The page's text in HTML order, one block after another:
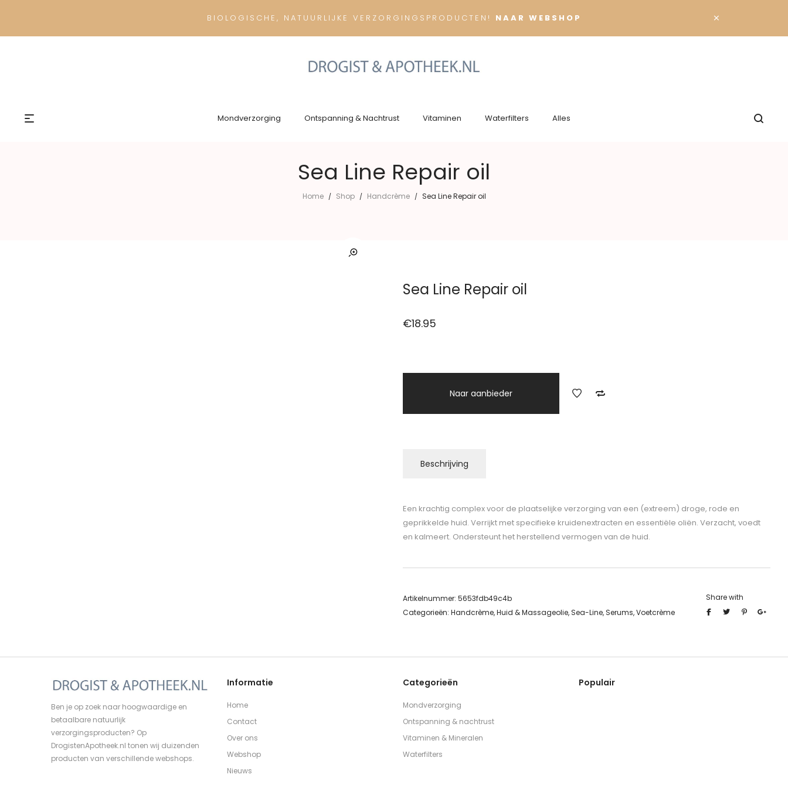
×
BIOLOGISCHE, NATUURLIJKE VERZORGINGSPRODUCTEN! NAAR WEBSHOP
Mondverzorging Ontspanning & Nachtrust Vitaminen Waterfilters Alles
Sea Line Repair oil
Home / Shop / Handcrème / Sea Line Repair oil
Sea Line Repair oil
€18.95
Naar aanbieder
Beschrijving
Een krachtig complex voor de plaatselijke verzorging van een (extreem) droge, rode en
geprikkelde huid. Verrijkt met specifieke kruidenextracten en essentiële oliën. Verzacht, voedt
en kalmeert. Ondersteunt het herstellend vermogen van de huid.
Artikelnummer: 5653fdb49c4b
Categorieën: Handcrème,Huid & Massageolie, Sea-Line, Serums,Voetcrème
Share with
Ben je op zoek naar hoogwaardige en
betaalbare natuurlijk
verzorgingsproducten? Op
DrogistenApotheek.nl tonen wij duizenden
producten van verschillende webshops.
Informatie
Home
Contact
Over ons
Webshop
Nieuws
Categorieën
Mondverzorging
Ontspanning & nachtrust
Vitaminen & Mineralen
Waterfilters
Populair